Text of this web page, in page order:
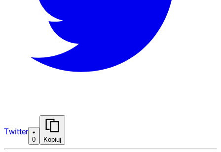
Twitter
0 Kopiuj